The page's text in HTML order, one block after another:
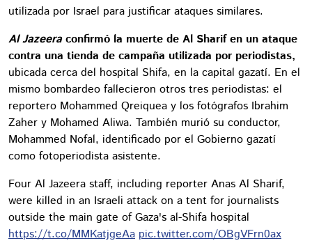
utilizada por Israel para justificar ataques similares.
Al Jazeeraconfirmó la muerte de Al Sharif en un ataque
contra una tienda de campaña utilizada por periodistas,
ubicada cerca del hospital Shifa, en la capital gazatí. En el
mismo bombardeo fallecieron otros tres periodistas: el
reportero Mohammed Qreiquea y los fotógrafos Ibrahim
Zaher y Mohamed Aliwa. También murió su conductor,
Mohammed Nofal, identificado por el Gobierno gazatí
como fotoperiodista asistente.
Four Al Jazeera staff, including reporter Anas Al Sharif,
were killed in an Israeli attack on a tent for journalists
outside the main gate of Gaza's al-Shifa hospital
https://t.co/MMKatjgeAa pic.twitter.com/OBgVFrn0ax